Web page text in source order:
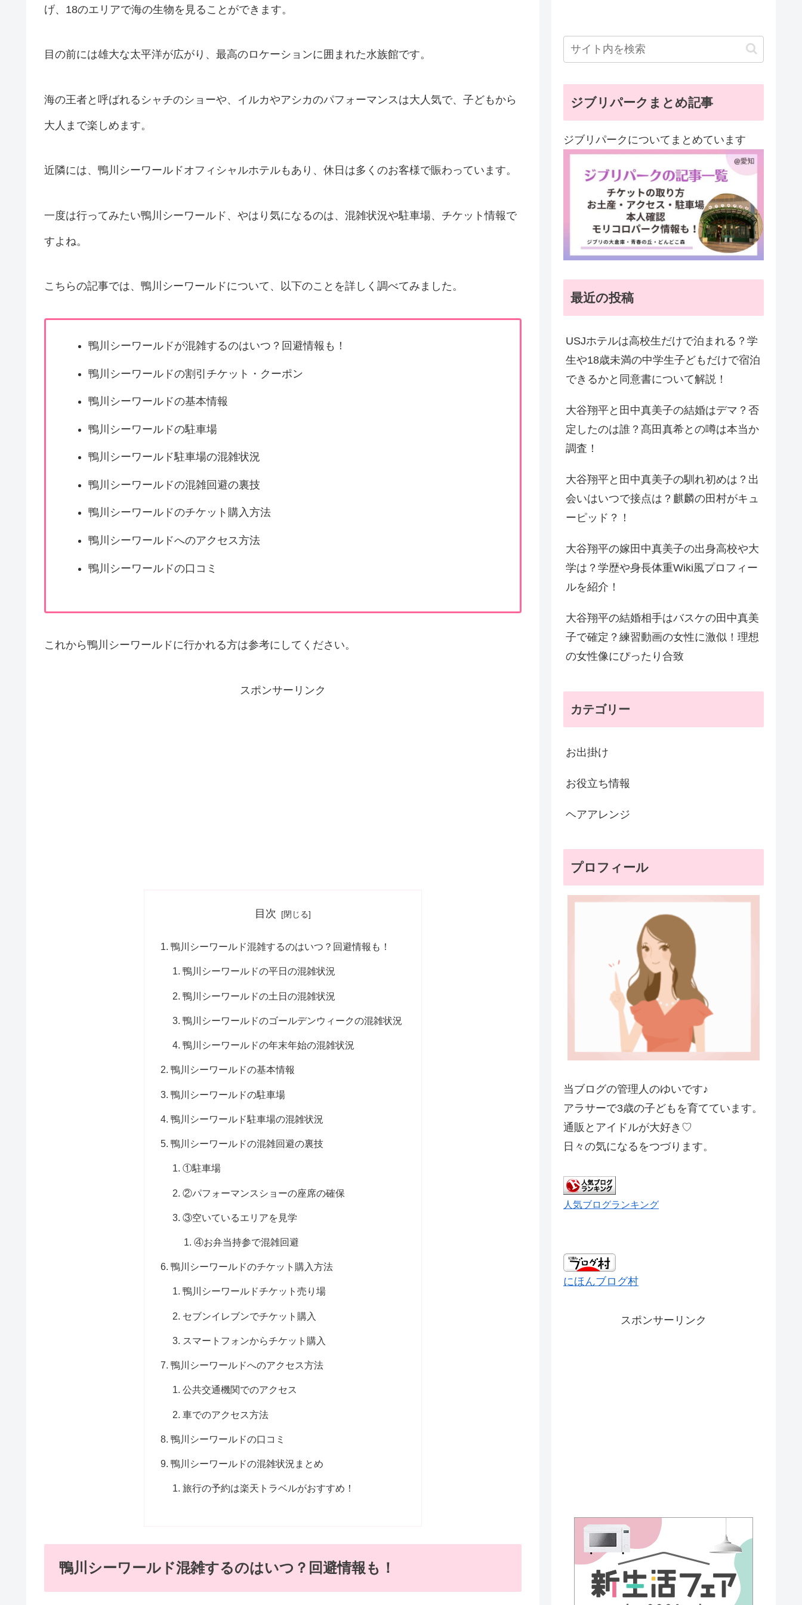
げ、18のエリアで海の生物を見ることができます。
目の前には雄大な太平洋が広がり、最高のロケーションに囲まれた水族館です。
海の王者と呼ばれるシャチのショーや、イルカやアシカのパフォーマンスは大人気で、子どもから
大人まで楽しめます。
近隣には、鴨川シーワールドオフィシャルホテルもあり、休日は多くのお客様で賑わっています。
一度は行ってみたい鴨川シーワールド、やはり気になるのは、混雑状況や駐車場、チケット情報で
すよね。
こちらの記事では、鴨川シーワールドについて、以下のことを詳しく調べてみました。
鴨川シーワールドが混雑するのはいつ？回避情報も！
鴨川シーワールドの割引チケット・クーポン
鴨川シーワールドの基本情報
鴨川シーワールドの駐車場
鴨川シーワールド駐車場の混雑状況
鴨川シーワールドの混雑回避の裏技
鴨川シーワールドのチケット購入方法
鴨川シーワールドへのアクセス方法
鴨川シーワールドの口コミ
これから鴨川シーワールドに行かれる方は参考にしてください。
スポンサーリンク
目次
鴨川シーワールド混雑するのはいつ？回避情報も！
鴨川シーワールドの平日の混雑状況
鴨川シーワールドの土日の混雑状況
鴨川シーワールドのゴールデンウィークの混雑状況
鴨川シーワールドの年末年始の混雑状況
鴨川シーワールドの基本情報
鴨川シーワールドの駐車場
鴨川シーワールド駐車場の混雑状況
鴨川シーワールドの混雑回避の裏技
①駐車場
②パフォーマンスショーの座席の確保
③空いているエリアを見学
④お弁当持参で混雑回避
鴨川シーワールドのチケット購入方法
鴨川シーワールドチケット売り場
セブンイレブンでチケット購入
スマートフォンからチケット購入
鴨川シーワールドへのアクセス方法
公共交通機関でのアクセス
車でのアクセス方法
鴨川シーワールドの口コミ
鴨川シーワールドの混雑状況まとめ
旅行の予約は楽天トラベルがおすすめ！
鴨川シーワールド混雑するのはいつ？回避情報も！
ジブリパークまとめ記事
ジブリパークについてまとめています
最近の投稿
USJホテルは高校生だけで泊まれる？学
生や18歳未満の中学生子どもだけで宿泊
できるかと同意書について解説！
大谷翔平と田中真美子の結婚はデマ？否
定したのは誰？髙田真希との噂は本当か
調査！
大谷翔平と田中真美子の馴れ初めは？出
会いはいつで接点は？麒麟の田村がキュ
ーピッド？！
大谷翔平の嫁田中真美子の出身高校や大
学は？学歴や身長体重Wiki風プロフィー
ルを紹介！
大谷翔平の結婚相手はバスケの田中真美
子で確定？練習動画の女性に激似！理想
の女性像にぴったり合致
カテゴリー
お出掛け
お役立ち情報
ヘアアレンジ
プロフィール
当ブログの管理人のゆいです♪
アラサーで3歳の子どもを育てています。
通販とアイドルが大好き♡
日々の気になるをつづります。
人気ブログランキング
にほんブログ村
スポンサーリンク